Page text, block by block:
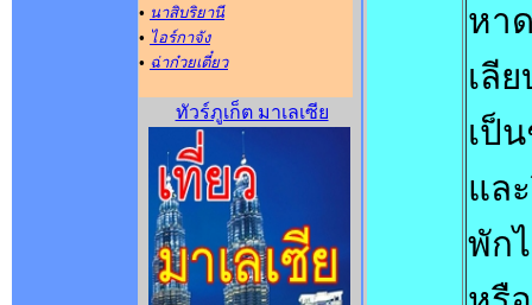
• นาสิบริยานี
• ไอร์กาจัง
• ฉ่าก๋วยเตี๋ยว
ทัวร์ภูเก็ต มาเลเซีย
หา
เลี
เป็
แล
พัก